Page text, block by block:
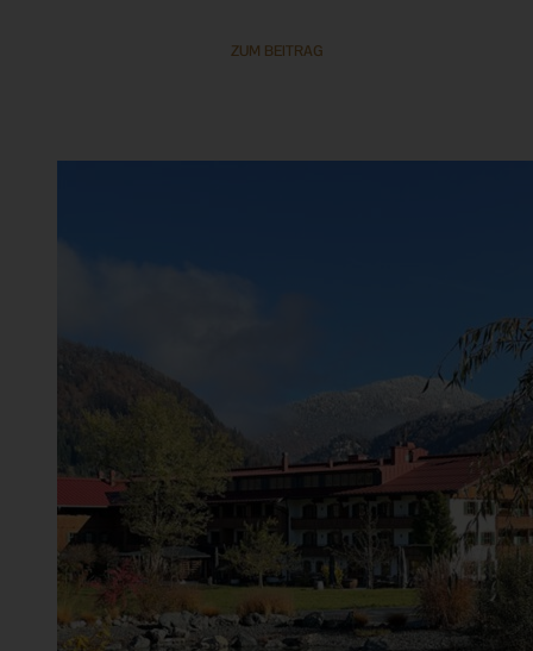
ZUM BEITRAG